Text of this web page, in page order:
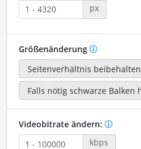
px
Größenänderung
Videobitrate ändern:
kbps